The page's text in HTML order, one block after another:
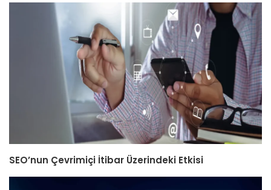
SEO’nun Çevrimiçi İtibar Üzerindeki Etkisi